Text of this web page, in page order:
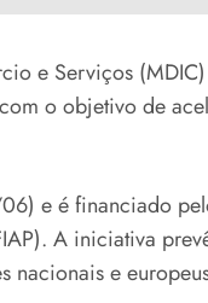
e Serviços
o objetivo de
e é financiado
A iniciativa
e